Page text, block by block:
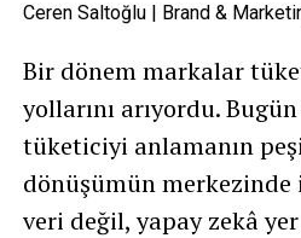
Ceren Saltoğlu | Brand &
Bir dönem markalar
yollarını arıyordu.
tüketiciyi anlamanın
dönüşümün merkezinde
veri değil, yapay zekâ yer